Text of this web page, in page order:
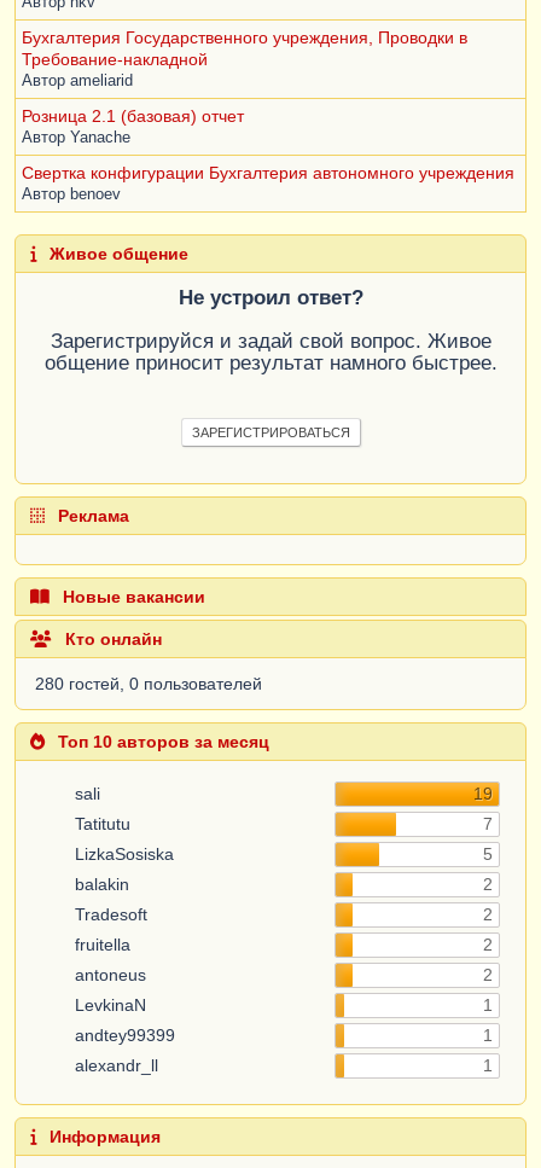
Бухгалтерия Государственного учреждения, Проводки в
Требование-накладной
Автор ameliarid
Розница 2.1 (базовая) отчет
Автор Yanache
Свертка конфигурации Бухгалтерия автономного учреждения
Автор benoev
Живое общение
Не устроил ответ?
Зарегистрируйся и задай свой вопрос. Живое
общение приносит результат намного быстрее.
ЗАРЕГИСТРИРОВАТЬСЯ
Реклама
Новые вакансии
Кто онлайн
280 гостей, 0 пользователей
Топ 10 авторов за месяц
sali
19
Tatitutu
7
LizkaSosiska
5
balakin
2
Tradesoft
2
fruitella
2
antoneus
2
LevkinaN
1
andtey99399
1
alexandr_ll
1
Информация